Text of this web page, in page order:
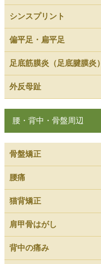
シンスプリント
偏平足・扁平足
足底筋膜炎（足底腱膜炎）
外反母趾
腰・背中・骨盤周辺
骨盤矯正
腰痛
猫背矯正
肩甲骨はがし
背中の痛み